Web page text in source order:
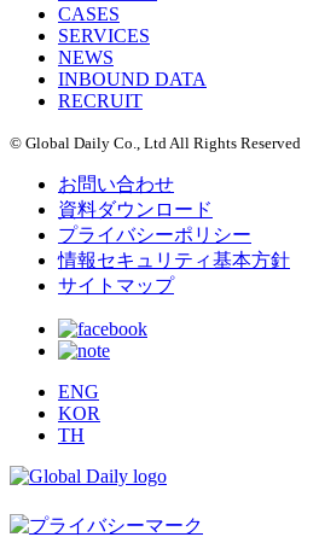
CASES
SERVICES
NEWS
INBOUND DATA
RECRUIT
© Global Daily Co., Ltd All Rights Reserved
お問い合わせ
資料ダウンロード
プライバシーポリシー
情報セキュリティ基本方針
サイトマップ
ENG
KOR
TH